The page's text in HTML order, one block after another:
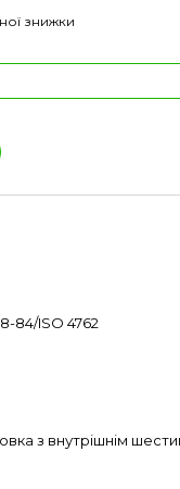
знижки
84/ISO 4762
з внутрішнім